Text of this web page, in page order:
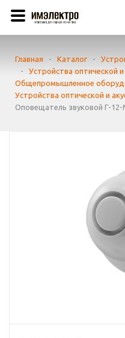
Главная - Каталог -
-
Устройства оптической и
Общепромышленное
Устройства оптической и
Оповещатель звуковой Г-